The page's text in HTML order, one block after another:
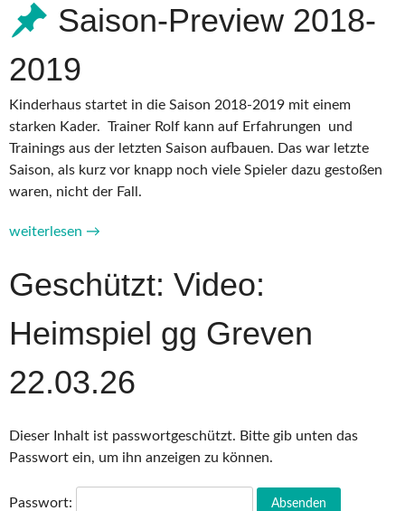
Saison-Preview 2018-
2019
Kinderhaus startet in die Saison 2018-2019 mit einem
starken Kader. Trainer Rolf kann auf Erfahrungen und
Trainings aus der letzten Saison aufbauen. Das war letzte
Saison, als kurz vor knapp noch viele Spieler dazu gestoßen
waren, nicht der Fall.
„Saison-
2018-
2019“
weiterlesen →
Geschützt: Video:
Heimspiel gg Greven
22.03.26
Dieser Inhalt ist passwortgeschützt. Bitte gib unten das
Passwort ein, um ihn anzeigen zu können.
Passwort: